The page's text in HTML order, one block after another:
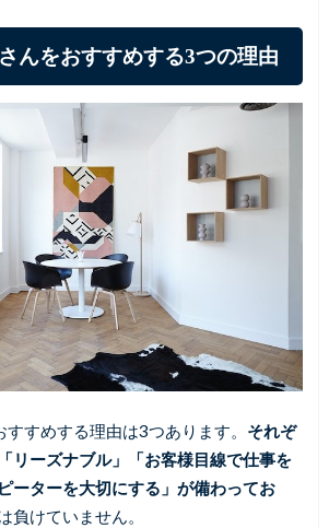
んをおすすめする3つの理由
すめする理由は3つあります。 それぞ
リーズナブル」「お客様目線で仕事を
ーターを大切にする」が備わってお
負けていません。